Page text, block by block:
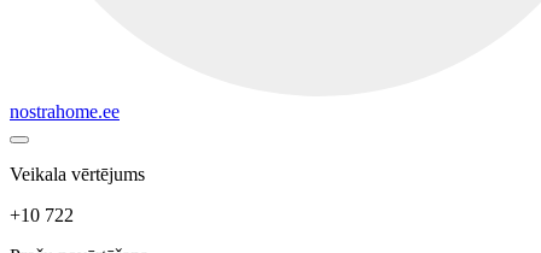
nostrahome.ee
Veikala vērtējums
+10 722